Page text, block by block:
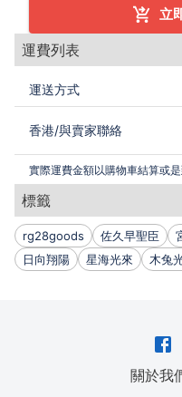
立
運費列表
運送方式
香港/與賣家聯絡
實際運費金額以購物車結算或
標籤
rg28goods 佐久早聖臣
日向翔陽
星海光來 木兔
關於我